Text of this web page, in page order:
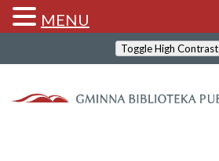
Toggle High Contrast
MENU